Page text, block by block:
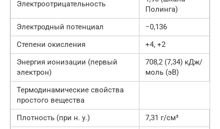
Электроотрицательность
Полинга)
Электродный потенциал
−0,136
Степени окисления
+4, +2
Энергия ионизации (первый
электрон)
708,2 (7,34) кДж/
моль (эВ)
Термодинамические свойства
простого вещества
Плотность (при н. у.)
7,31 г/см³